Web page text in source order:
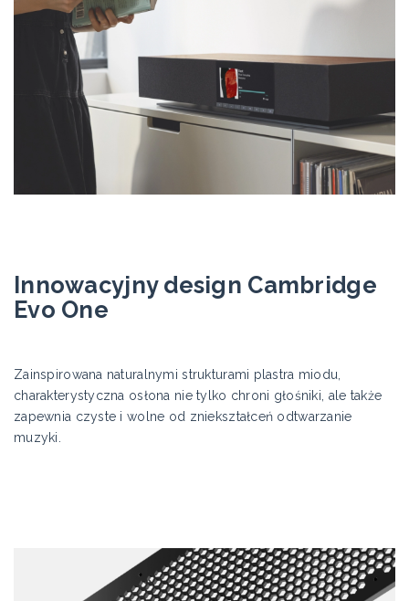
Innowacyjny design Cambridge
Evo One
Zainspirowana naturalnymi strukturami plastra miodu,
charakterystyczna osłona nie tylko chroni głośniki, ale także
zapewnia czyste i wolne od zniekształceń odtwarzanie
muzyki.